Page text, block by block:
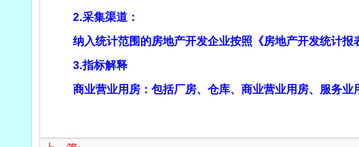
2.采集渠道：
纳入统计范围的房地产开发企业按照《房地产开发统计报
3.指标解释
商业营业用房：包括厂房、仓库、商业营业用房、服务业